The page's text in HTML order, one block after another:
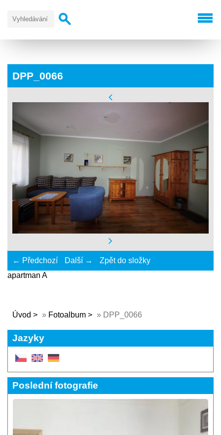
DPP_0066
← Předchozí Další →
Zpět do složky
apartman A
Úvod » Fotoalbum » DPP_0066
Jazyky
Poslední fotografie